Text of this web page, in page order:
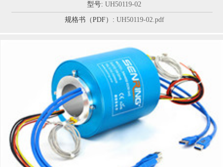
型号:UH50119-02
规格书（PDF）: UH50119-02.pdf